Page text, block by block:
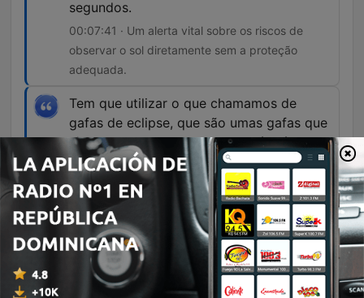
segundos.
00:07:41 · Um alerta vital sobre os riscos de
observar o sol diretamente sem a proteção
adequada.
Tem que utilizar o que chamamos de
gafas de eclipse, que são umas gafas que
têm uma proteção total e que é o único
que é, digamos, aconselhável para mirar o
sol.
00:08:12 · A recomendação técnica sobre o
único tipo de equipamento seguro para a
observação do fenômeno.